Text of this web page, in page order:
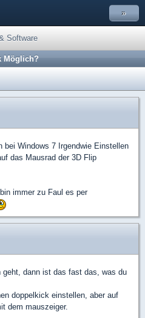
»
Software
Möglich?
bei Windows 7 Irgendwie Einstellen
das Mausrad der 3D Flip
immer zu Faul es per
geht, dann ist das fast das, was du
doppelkick einstellen, aber auf
dem mauszeiger.